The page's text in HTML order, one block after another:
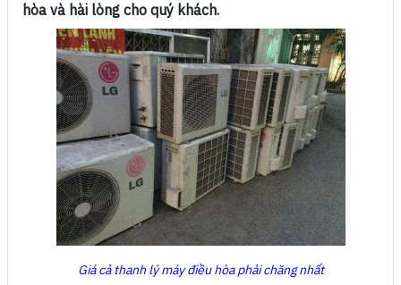
hòa và hài lòng cho quý khách.
Giá cả thanh lý máy điều hòa phải chăng nhất